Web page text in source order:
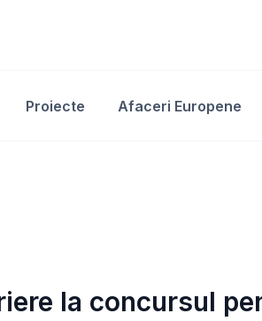
Proiecte Afaceri Europene
la concursul